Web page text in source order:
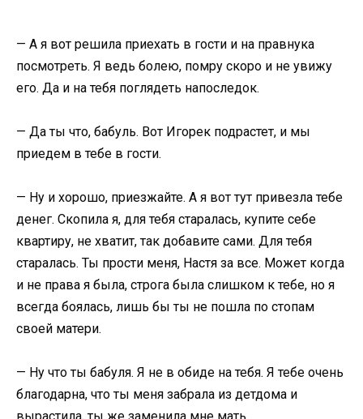
— А я вот решила приехать в гости и на правнука
посмотреть. Я ведь болею, помру скоро и не увижу
его. Да и на тебя поглядеть напоследок.
— Да ты что, бабуль. Вот Игорек подрастет, и мы
приедем в тебе в гости.
— Ну и хорошо, приезжайте. А я вот тут привезла тебе
денег. Скопила я, для тебя старалась, купите себе
квартиру, не хватит, так добавите сами. Для тебя
старалась. Ты прости меня, Настя за все. Может когда
и не права я была, строга была слишком к тебе, но я
всегда боялась, лишь бы ты не пошла по стопам
своей матери.
— Ну что ты бабуля. Я не в обиде на тебя. Я тебе очень
благодарна, что ты меня забрала из детдома и